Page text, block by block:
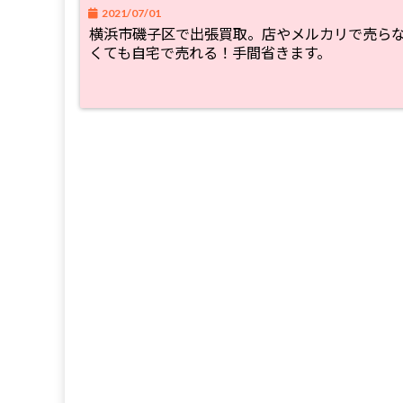
2021/07/01
横浜市磯子区で出張買取。店やメルカリで売ら
くても自宅で売れる！手間省きます。